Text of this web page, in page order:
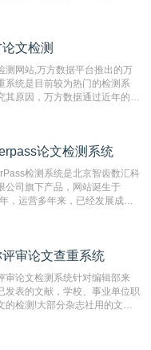
文检测
测网站,万方数据平台推出的万
系统是目前较为热门的检测系
其原因，万方数据通过近年的发
次，相对于知网而言，万方检测
荐系统。
论文检测系统
检测系统是北京智齿数汇科
公司旗下产品，网站诞生于
，运营多年来，已经发展成为
度快、精度高，市场反映良好。
审论文查重系统
审论文检测系统针对编辑部来
发表的文献，学校、事业单位职
的检测!大部分杂志社用的文献